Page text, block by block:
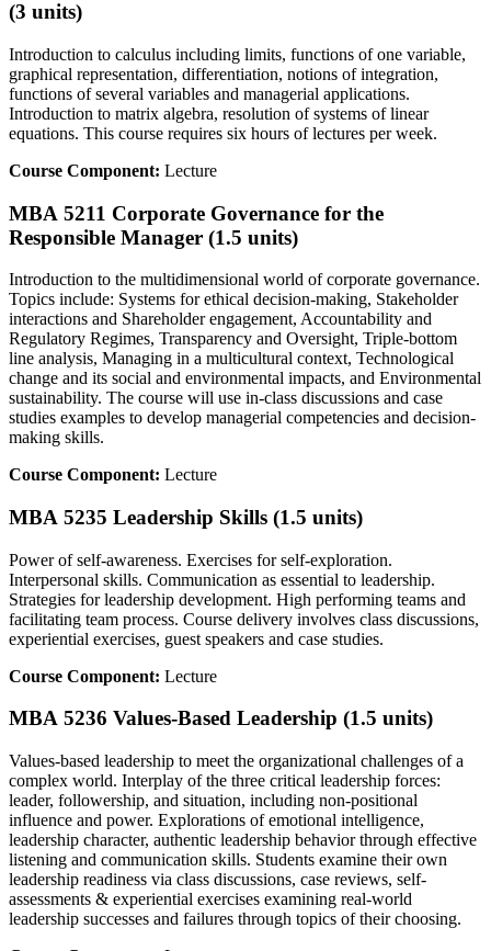
(3 units)
Introduction to calculus including limits, functions of one variable,
graphical representation, differentiation, notions of integration,
functions of several variables and managerial applications.
Introduction to matrix algebra, resolution of systems of linear
equations. This course requires six hours of lectures per week.
Course Component: Lecture
MBA 5211 Corporate Governance for the
Responsible Manager (1.5 units)
Introduction to the multidimensional world of corporate governance.
Topics include: Systems for ethical decision-making, Stakeholder
interactions and Shareholder engagement, Accountability and
Regulatory Regimes, Transparency and Oversight, Triple-bottom
line analysis, Managing in a multicultural context, Technological
change and its social and environmental impacts, and Environmental
sustainability. The course will use in-class discussions and case
studies examples to develop managerial competencies and decision-
making skills.
Course Component: Lecture
MBA 5235 Leadership Skills (1.5 units)
Power of self-awareness. Exercises for self-exploration.
Interpersonal skills. Communication as essential to leadership.
Strategies for leadership development. High performing teams and
facilitating team process. Course delivery involves class discussions,
experiential exercises, guest speakers and case studies.
Course Component: Lecture
MBA 5236 Values-Based Leadership (1.5 units)
Values-based leadership to meet the organizational challenges of a
complex world. Interplay of the three critical leadership forces:
leader, followership, and situation, including non-positional
influence and power. Explorations of emotional intelligence,
leadership character, authentic leadership behavior through effective
listening and communication skills. Students examine their own
leadership readiness via class discussions, case reviews, self-
assessments & experiential exercises examining real-world
leadership successes and failures through topics of their choosing.